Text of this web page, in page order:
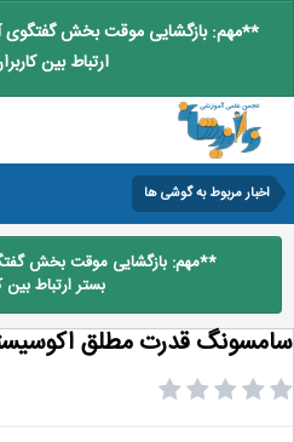
**مهم: بازگشایی موقت بخش گفتگوی
ارتباط بین
اخبار مربوط به گوشی ها
**مهم: بازگشایی موقت بخش
بستر ارتباط بین
قدرت مطلق اکوسیستم